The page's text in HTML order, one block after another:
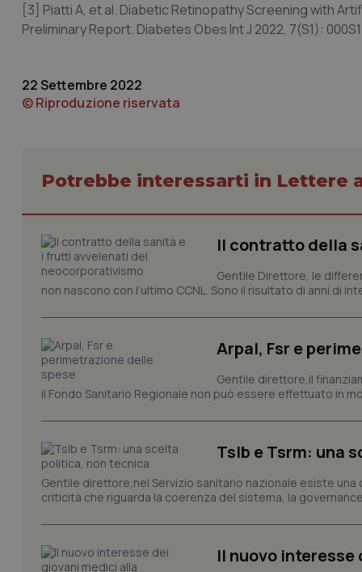
[3] Piatti A, et al. Diabetic Retinopathy Screening with
Preliminary Report. Diabetes Obes Int J 2022, 7(S1):
22 Settembre 2022
© Riproduzione riservata
Potrebbe interessarti in Lettere
Il contratto della
Gentile Direttore, le
non nascono con l’ultimo CCNL. Sono il risultato di anni di
Arpal, Fsr e
Gentile direttore,il
il Fondo Sanitario Regionale non può essere effettuato in
Tslb e Tsrm: una
Gentile direttore,nel Servizio sanitario nazionale esiste
criticità che riguarda la coerenza del sistema, la
Il nuovo
Nome
tracking-sites-
tracking-enable
PHPSESSID
_ga_KM60CM4NPH
Nome
Nome